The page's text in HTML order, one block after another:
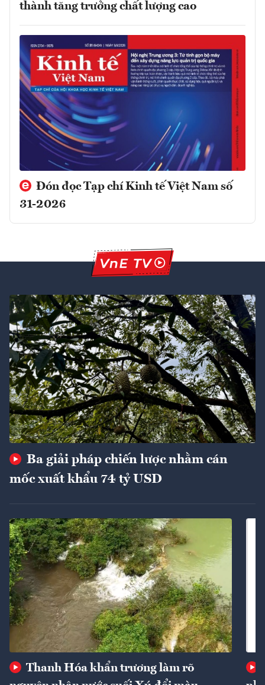
thành tăng trưởng chất lượng cao
Đón đọc Tạp chí Kinh tế Việt Nam số
31-2026
Ba giải pháp chiến lược nhằm cán
mốc xuất khẩu 74 tỷ USD
Thanh Hóa khẩn trương làm rõ